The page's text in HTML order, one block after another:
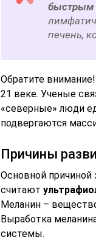
быстрым
печень,
Обратите
21 веке. Ученые
«северные» люди
подвергаются
Причины
Основной причиной
считают
Меланин –
Выработка
системы.